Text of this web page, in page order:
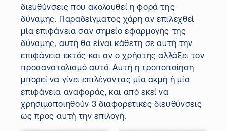
διευθύνσεις που ακολουθεί η φορά της
δύναμης. Παραδείγματος χάρη αν επιλεχθεί
μία επιφάνεια σαν σημείο εφαρμογής της
δύναμης, αυτή θα είναι κάθετη σε αυτή την
επιφάνεια εκτός και αν ο χρήστης αλλάξει τον
προσανατολισμό αυτό. Αυτή η τροποποίηση
μπορεί να γίνει επιλέγοντας μία ακμή ή μία
επιφάνεια αναφοράς, και από εκεί να
χρησιμοποιηθούν 3 διαφορετικές διευθύνσεις
ως προς αυτή την επιλογή.